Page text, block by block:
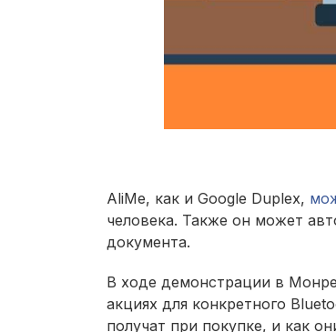
AliMe, как и Google Duplex,
человека. Также он может
документа.
В ходе демонстрации в
акциях для конкретного
получат при покупке, и как